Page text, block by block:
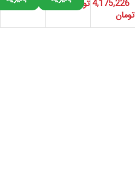
تومان
4,175,226 تومان